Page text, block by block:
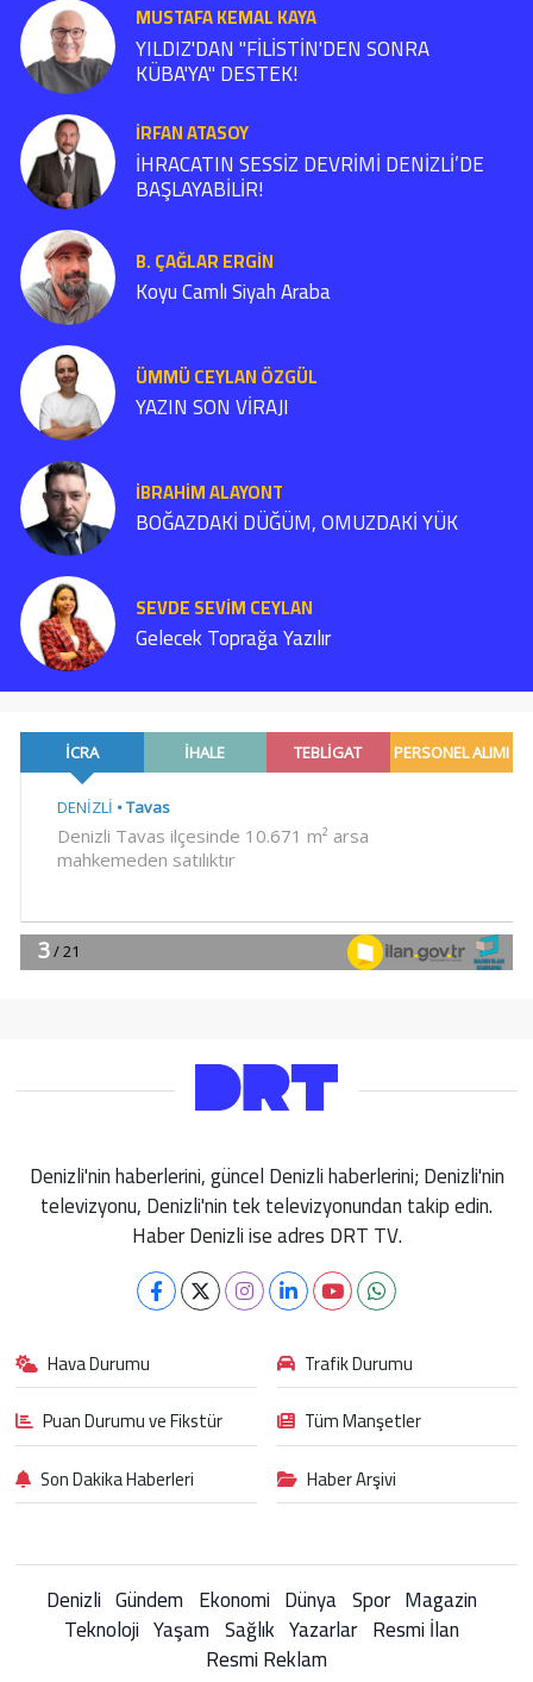
MUSTAFA KEMAL KAYA
YILDIZ'DAN "FİLİSTİN'DEN SONRA
KÜBA'YA" DESTEK!
İRFAN ATASOY
İHRACATIN SESSİZ DEVRİMİ DENİZLİ’DE
BAŞLAYABİLİR!
B. ÇAĞLAR ERGIN
Koyu Camlı Siyah Araba
ÜMMÜ CEYLAN ÖZGÜL
YAZIN SON VİRAJI
İBRAHIM ALAYONT
BOĞAZDAKİ DÜĞÜM, OMUZDAKİ YÜK
SEVDE SEVİM CEYLAN
Gelecek Toprağa Yazılır
Denizli'nin haberlerini, güncel Denizli haberlerini; Denizli'nin
televizyonu, Denizli'nin tek televizyonundan takip edin.
Haber Denizli ise adres DRT TV.
Hava Durumu
Trafik Durumu
Puan Durumu ve Fikstür
Tüm Manşetler
Son Dakika Haberleri
Haber Arşivi
Denizli Gündem Ekonomi Dünya Spor Magazin
Teknoloji Yaşam Sağlık Yazarlar Resmi İlan
Resmi Reklam